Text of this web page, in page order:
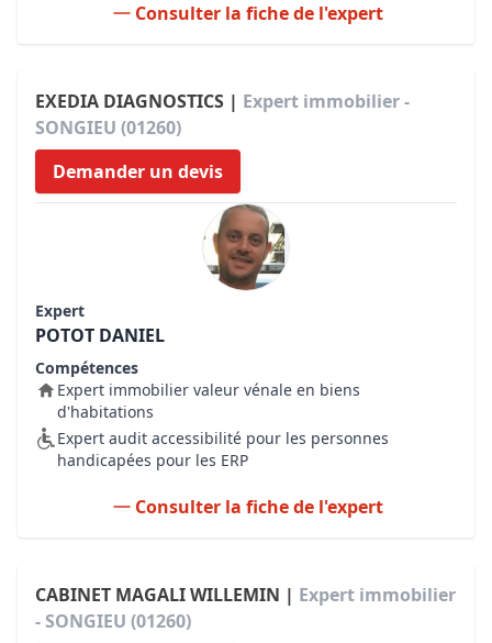
Consulter la fiche de l'expert
EXEDIA DIAGNOSTICS | Expert immobilier -
SONGIEU (01260)
Demander un devis
Expert
POTOT DANIEL
Compétences
Expert immobilier valeur vénale en biens
d'habitations
Expert audit accessibilité pour les personnes
handicapées pour les ERP
Consulter la fiche de l'expert
CABINET MAGALI WILLEMIN | Expert immobilier
- SONGIEU (01260)